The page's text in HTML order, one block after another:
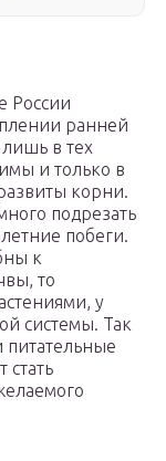
России
ранней
в тех
и только в
корни.
подрезать
побеги.
к
то
у
системы. Так
питательные
стать